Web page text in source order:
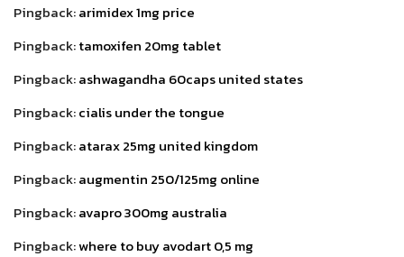
Pingback:arimidex 1mg price
Pingback:tamoxifen 20mg tablet
Pingback:ashwagandha 60caps united states
Pingback:cialis under the tongue
Pingback:atarax 25mg united kingdom
Pingback:augmentin 250/125mg online
Pingback:avapro 300mg australia
Pingback:where to buy avodart 0,5 mg